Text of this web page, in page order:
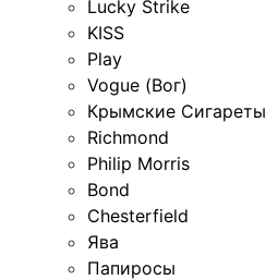
Lucky Strike
KISS
Play
Vogue (Вог)
Крымские Сигареты
Richmond
Philip Morris
Bond
Chesterfield
Ява
Папиросы